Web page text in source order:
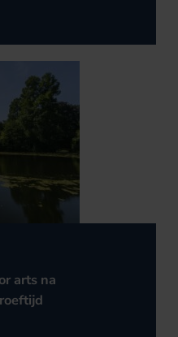
arts na